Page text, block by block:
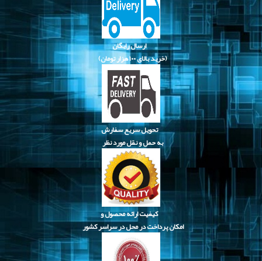
ارسال رایگان
(خرید بالای
تحویل سریع سفارش
به حمل و نقل مورد نظر
کیفیت ارائه محصول و
امکان پرداخت در محل در سراسر کشور